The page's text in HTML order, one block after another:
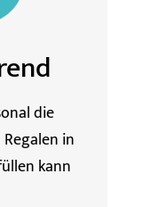
die
in
kann